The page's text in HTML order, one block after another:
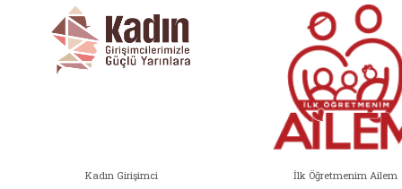
Kadın Girişimci İlk Öğretmenim Ailem